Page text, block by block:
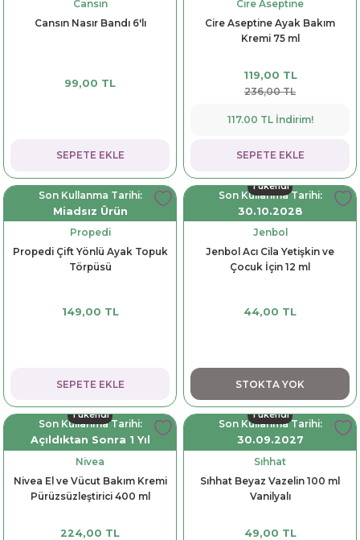
Cansın
Cansın Nasır Bandı 6'lı
99,00 TL
SEPETE EKLE
Cire Aseptine
Cire Aseptine Ayak Bakım
Kremi 75 ml
119,00 TL
236,00 TL
117.00 TL İndirim!
SEPETE EKLE
Son Kullanma Tarihi:
Miadsız Ürün
Propedi
Propedi Çift Yönlü Ayak Topuk
Törpüsü
149,00 TL
SEPETE EKLE
Tükendi
Son Kullanma Tarihi:
30.10.2028
Jenbol
Jenbol Acı Cila Yetişkin ve
Çocuk İçin 12 ml
44,00 TL
STOKTA YOK
Tükendi
Son Kullanma Tarihi:
Açıldıktan Sonra 1 Yıl
Nivea
Nivea El ve Vücut Bakım Kremi
Pürüzsüzleştirici 400 ml
224,00 TL
Tükendi
Son Kullanma Tarihi:
30.09.2027
Sıhhat
Sıhhat Beyaz Vazelin 100 ml
Vanilyalı
49,00 TL